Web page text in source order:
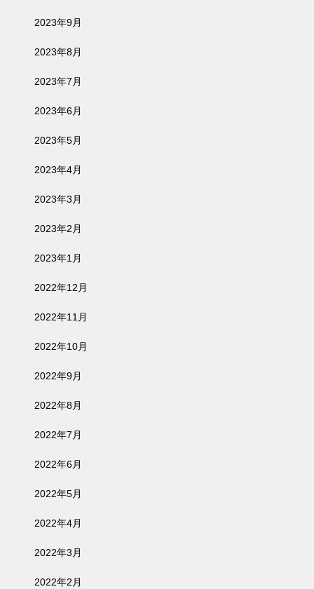
2023年9月
2023年8月
2023年7月
2023年6月
2023年5月
2023年4月
2023年3月
2023年2月
2023年1月
2022年12月
2022年11月
2022年10月
2022年9月
2022年8月
2022年7月
2022年6月
2022年5月
2022年4月
2022年3月
2022年2月